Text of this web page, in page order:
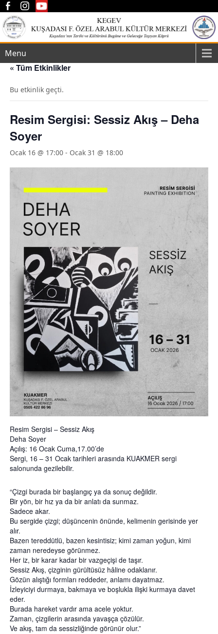
Menu
« Tüm Etkinlikler
Bu etkinlik geçti.
Resim Sergisi: Sessiz Akış – Deha
Soyer
Ocak 16 @ 17:00 - Ocak 31 @ 18:00
Resim Sergisi – Sessiz Akış
Deha Soyer
Açılış: 16 Ocak Cuma,17.00’de
Sergi, 16 – 31 Ocak tarihleri arasında KUAKMER sergi
salonunda gezilebilir.
“Çizgi burada bir başlangıç ya da sonuç değildir.
Bir yön, bir hız ya da bir anlatı da sunmaz.
Sadece akar.
Bu sergide çizgi; düşüncenin önünde, kelimenin gerisinde yer
alır.
Bazen tereddütlü, bazen kesintisiz; kimi zaman yoğun, kimi
zaman neredeyse görünmez.
Her iz, bir karar kadar bir vazgeçişi de taşır.
Sessiz Akış, çizginin gürültüsüz hâline odaklanır.
Gözün alıştığı formları reddeder, anlamı dayatmaz.
İzleyiciyi durmaya, bakmaya ve boşlukla ilişki kurmaya davet
eder.
Burada hareket vardır ama acele yoktur.
Zaman, çizgilerin arasında yavaşça çözülür.
Ve akış, tam da sessizliğinde görünür olur.”